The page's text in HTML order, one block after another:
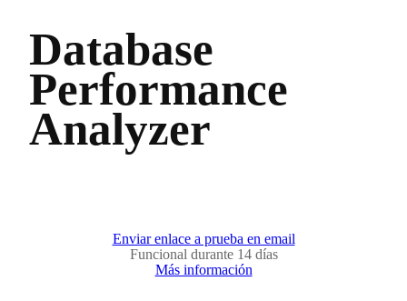
Database
Performance
Analyzer
Enviar enlace a prueba en email
Funcional durante 14 días
Más información